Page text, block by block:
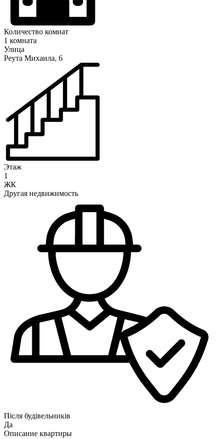
Количество комнат
1 комната
Улица
Реута Михаила, 6
Этаж
1
ЖК
Другая недвижимость
Після будівельників
Да
Описание квартиры